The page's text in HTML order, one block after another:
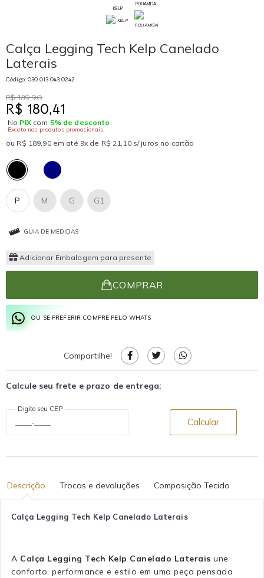
KELP
POLIAMIDA
Calça Legging Tech Kelp Canelado
Laterais
Código: 030 013 043 0242
R$ 189,90
R$ 180,41
No PIXcom 5% de desconto .
Exceto nos produtos promocionais
ou R$ 189,90 em até 9x de R$ 21,10 s/ juros no cartão
P G1
G
M
GUIA DE MEDIDAS
Adicionar Embalagem para presente
COMPRAR
OU SE PREFERIR COMPRE PELO WHATS
Compartilhe!
Calcule seu frete e prazo de entrega:
Digite seu CEP
Calcular
Descrição Trocas e devoluções Composição Tecido
Calça Legging Tech Kelp Canelado Laterais
A Calça Legging Tech Kelp Canelado Laterais une
conforto, performance e estilo em uma peça pensada